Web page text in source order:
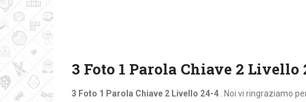
3 Foto 1 Parola Chiave 2 Livello
3 Foto 1 Parola Chiave 2 Livello 24-4
. Noi vi ringraziamo